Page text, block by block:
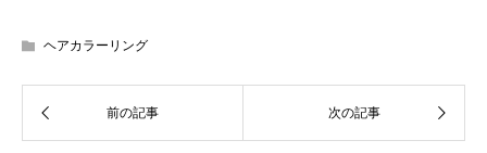
ヘアカラーリング